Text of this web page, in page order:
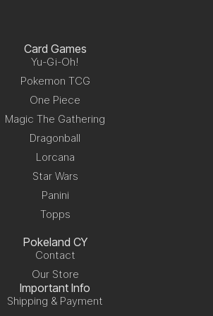
Card Games
Yu-Gi-Oh!
Pokemon TCG
One Piece
Magic The Gathering
Dragonball
Lorcana
Star Wars
Panini
Topps
Pokeland CY
Contact
Our Store
Important Info
Shipping & Payment